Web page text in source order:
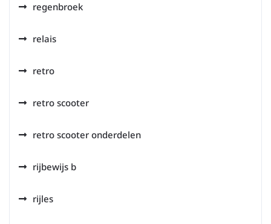
regenbroek
relais
retro
retro scooter
retro scooter onderdelen
rijbewijs b
rijles